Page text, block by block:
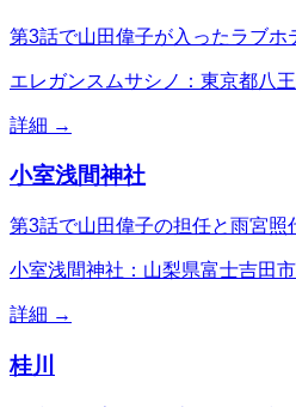
第3話で山田偉子が入ったラブホ
エレガンスムサシノ：東京都八
詳細 →
小室浅間神社
第3話で山田偉子の担任と雨宮照
小室浅間神社：山梨県富士吉田
詳細 →
桂川